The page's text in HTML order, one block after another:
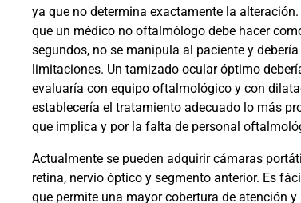
ya que no determina exactamente la
que un médico no oftalmólogo debe hacer
segundos, no se manipula al paciente y
limitaciones. Un tamizado ocular óptimo
evaluaría con equipo oftalmológico y con
establecería el tratamiento adecuado lo más
que implica y por la falta de personal
Actualmente se pueden adquirir cámaras
retina, nervio óptico y segmento anterior. Es
que permite una mayor cobertura de atención